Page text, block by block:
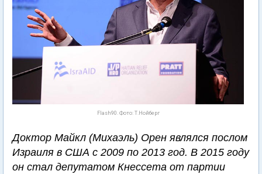
Flash90. Фото: Т.Нойберг
Доктор Майкл (Михаэль) Орен являлся послом
Израиля в США с 2009 по 2013 год. В 2015 году
он стал депутатом Кнессета от партии